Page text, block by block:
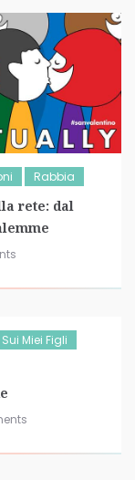
Rabbia
rete: dal
Miei Figli